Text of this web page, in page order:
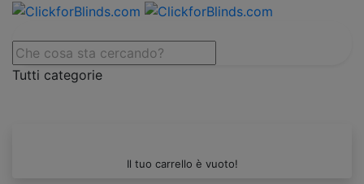
Tutti categorie
Il tuo carrello è vuoto!